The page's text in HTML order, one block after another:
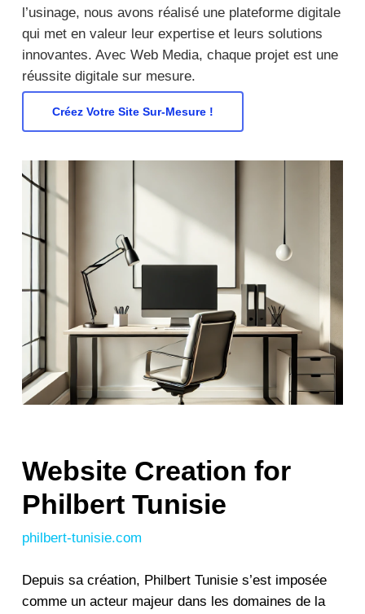
l’usinage, nous avons réalisé une plateforme digitale
qui met en valeur leur expertise et leurs solutions
innovantes. Avec Web Media, chaque projet est une
réussite digitale sur mesure.
Créez Votre Site Sur-Mesure !
Website Creation for
Philbert Tunisie
philbert-tunisie.com
Depuis sa création, Philbert Tunisie s’est imposée
comme un acteur majeur dans les domaines de la